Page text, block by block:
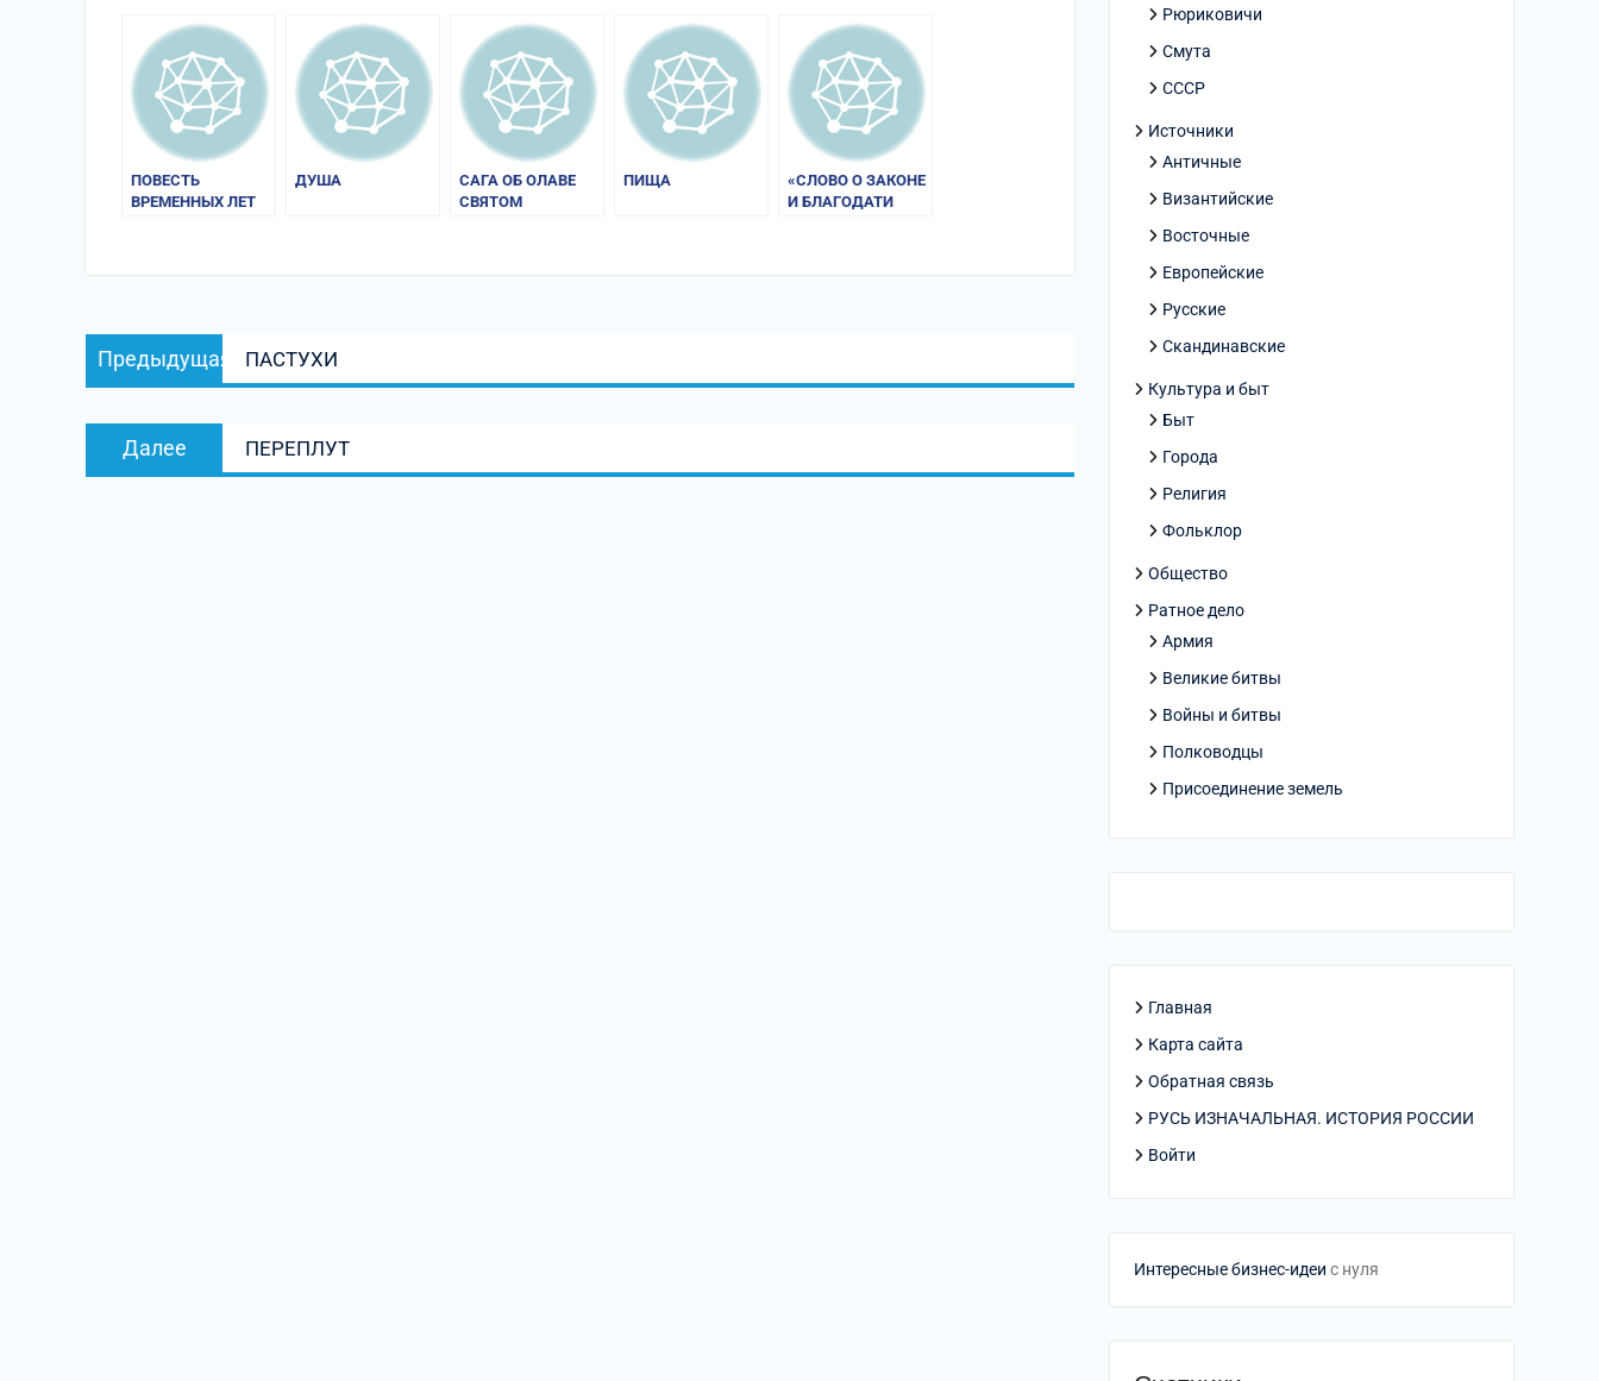
ПОВЕСТЬ
ВРЕМЕННЫХ ЛЕТ
ДУША
САГА ОБ ОЛАВЕ
СВЯТОМ
ПИЩА
«СЛОВО О ЗАКОНЕ
И БЛАГОДАТИ
Навигация
по
Предыдущая
запись:
ПАСТУХИ
Далее
запись:
ПЕРЕПЛУТ
Рюриковичи
Смута
СССР
Источники
Античные
Византийские
Восточные
Европейские
Русские
Скандинавские
Культура и быт
Быт
Города
Религия
Фольклор
Общество
Ратное дело
Армия
Великие битвы
Войны и битвы
Полководцы
Присоединение земель
Главная
Карта сайта
Обратная связь
РУСЬ ИЗНАЧАЛЬНАЯ. ИСТОРИЯ РОССИИ
Войти
Интересные бизнес-идеи с нуля